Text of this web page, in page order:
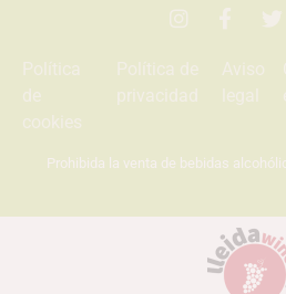
Política
de
cookies
Política de
privacidad
Aviso
legal
Prohibida la venta de bebidas